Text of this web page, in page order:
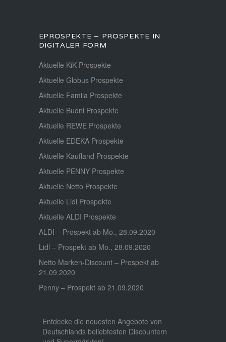
EPROSPEKTE – PROSPEKTE IN
DIGITALER FORM
Aktuelle KiK Prospekte
Aktuelle Globus Prospekte
Aktuelle Famila Prospekte
Aktuelle Budni Prospekte
Aktuelle REWE Prospekte
Aktuelle EDEKA Prospekte
Aktuelle Kaufland Prospekte
Aktuelle PENNY Prospekte
Aktuelle Netto Prospekte
Aktuelle Lidl Prospekte
Aktuelle ALDI Prospekte
ALDI – Prospekt ab Mo., 28.09.2020
Lidl – Prospekt ab Mo., 28.09.2020
Netto Marken-Discount – Prospekt ab
21.09.2020
Penny – Prospekt ab 21.09.2020
Entdecke die neuesten Angebote von
Deutschlands beliebtesten Discountern